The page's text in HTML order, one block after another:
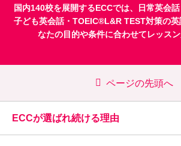
国内140校を展開するECCでは、
日常英会話
子ども英会話・ TOEIC®L&R TEST対策の英
なたの目的や条件に合わせてレッスン
ページの先頭へ
ECCが選ばれ続ける理由